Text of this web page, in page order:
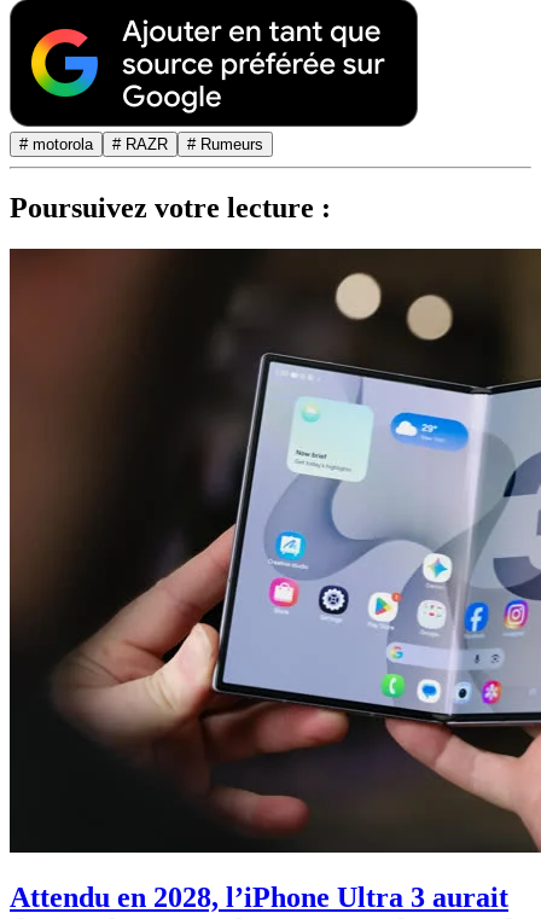
# motorola # RAZR # Rumeurs
Poursuivez votre lecture :
Attendu en 2028, l’iPhone Ultra 3 aurait